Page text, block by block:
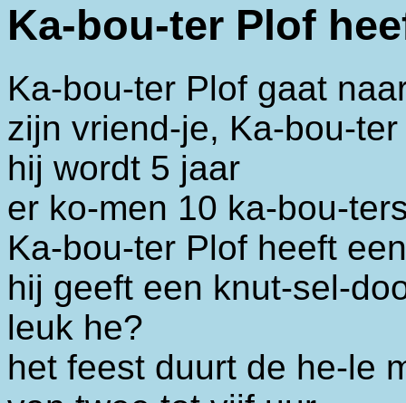
Ka-bou-ter Plof
Ka-bou-ter Plof gaat
zijn vriend-je, Ka-bou-
hij wordt 5 jaar
er ko-men 10 ka-bou-
Ka-bou-ter Plof heeft
hij geeft een knut-sel-
leuk he?
het feest duurt de he-le